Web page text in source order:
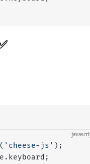
( 'cheese-js' );